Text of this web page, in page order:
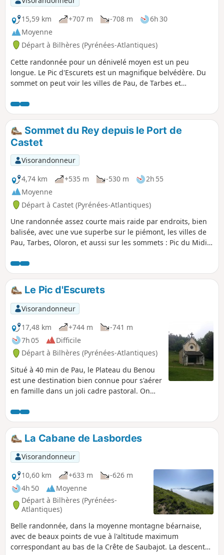
15,59 km
+707 m -708 m
6h 30
Moyenne
Départ à Bilhères (Pyrénées-Atlantiques)
Cette randonnée pour un dénivelé moyen est un peu
longue. Le Pic d'Escurets est un magnifique belvédère. Du
sommet on peut voir les villes de Pau, de Tarbes et
Pic du Midi de Bigorre 2872 m, le Balaitous, le Palas, le
Lurien, le massif du Gabizos, le Pic du Ger et une multitude
d'autres. Lors de la descente la vue sur le Benou est de
toute beauté.
Sommet du Rey depuis le Port de
Castet
Visorandonneur
4,74 km
+535 m -530 m
2h 55
Moyenne
Départ à Castet (Pyrénées-Atlantiques)
Une randonnée assez courte mais raide par endroits, bien
balisée, avec une vue superbe sur le piémont, les villes de
Pau, Tarbes, Oloron, et aussi sur les sommets : Pic du Midi
Le Pic d'Escurets
Visorandonneur
17,48 km
+744 m
-741 m
7h 05
Difficile
Départ à Bilhères (Pyrénées-Atlantiques)
Situé à 40 min de Pau, le Plateau du Benou
est une destination bien connue pour s'aérer
en famille dans un joli cadre pastoral. On
de pierre (Cromlechs) , lieux de sépulture de
nos ancêtres de l'âge du fer (- 3000 ans)
surplombant la vallée d'Ossau. Et si le
courage ne vous manque pas, allez jusqu'au
Pic d'Escurets admirer le panorama depuis
Tarbes jusqu'à Bayonne. Superbe!
La Cabane de Lasbordes
Visorandonneur
10,60 km
+633 m
-626 m
4h 50
Moyenne
Départ à Bilhères (Pyrénées-
Atlantiques)
Belle randonnée, dans la moyenne montagne béarnaise,
avec de beaux points de vue à l'altitude maximum
correspondant au bas de la Crête de Saubajot. La descente